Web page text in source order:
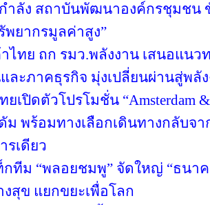
ำลัง สถาบันพัฒนาองค์กรชุมชน
พยากรมูลค่าสูง”
ไทย ถก รมว.พลังงาน เสนอแน
ละภาคธุรกิจ มุ่งเปลี่ยนผ่านสู่พลั
ยเปิดตัวโปรโมชั่น “Amsterdam
ม พร้อมทางเลือกเดินทางกลับจา
รเดียว
กทีม “พลอยชมพู” จัดใหญ่ “ธนา
งสุข แยกขยะเพื่อโลก